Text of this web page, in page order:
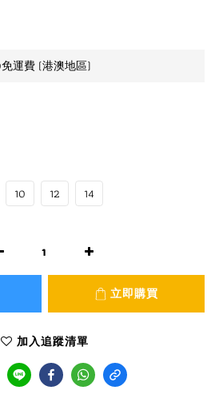
運費 (港澳地區)
10 12 14
立即購買
加入追蹤清單